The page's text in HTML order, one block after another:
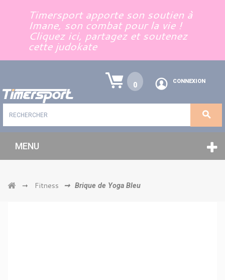
Timersport apporte son soutien à
Imane, son combat pour la vie !
Cliquez ici, partagez et soutenez
cette judokate
0 CONNEXION
MENU
➞ Fitness ➞ Brique de Yoga Bleu